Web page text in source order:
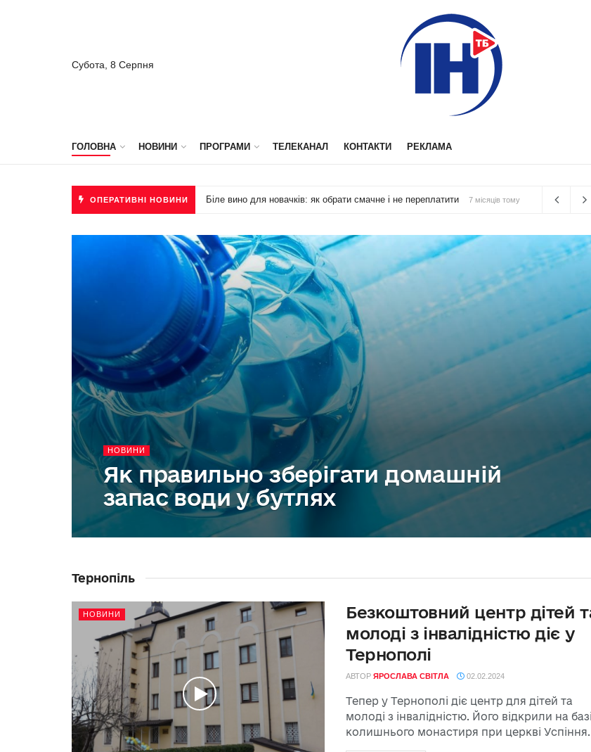
Субота, 8 Серпня
ГОЛОВНА НОВИНИ ПРОГРАМИ ТЕЛЕКАНАЛ КОНТАКТИ РЕКЛАМА
ОПЕРАТИВНІ НОВИНИ Послуги ремонту квартири під ключ у Києві 9 місяців тому
НОВИНИ
Як правильно зберігати домашній
запас води у бутлях
Тернопіль
НОВИНИ
Безкоштовний центр дітей
молоді з інвалідністю діє у
Тернополі
АВТОР ЯРОСЛАВА СВІТЛА 02.02.2024
Тепер у Тернополі діє центр для дітей та
молоді з інвалідністю. Його відкрили на базі
колишнього монастиря при церкві